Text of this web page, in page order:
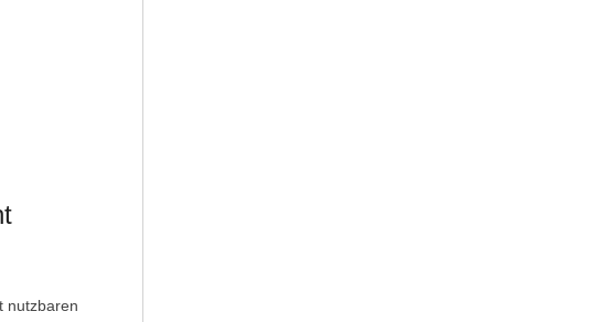
nutzbaren